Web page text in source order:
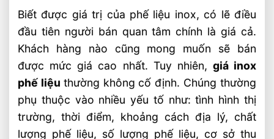
Biết được giá trị của phế liệu inox, có lẽ điều
đầu tiên người bán quan tâm chính là giá cả.
Khách hàng nào cũng mong muốn sẽ bán
được mức giá cao nhất. Tuy nhiên, giá inox
phế liệu thường không cố định. Chúng thường
phụ thuộc vào nhiều yếu tố như: tình hình thị
trường, thời điểm, khoảng cách địa lý, chất
lượng phế liệu, số lượng phế liệu, cơ sở thu